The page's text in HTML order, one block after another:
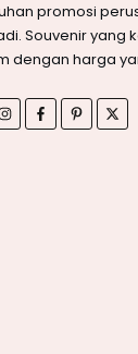
promosi
Souvenir yang
dengan harga